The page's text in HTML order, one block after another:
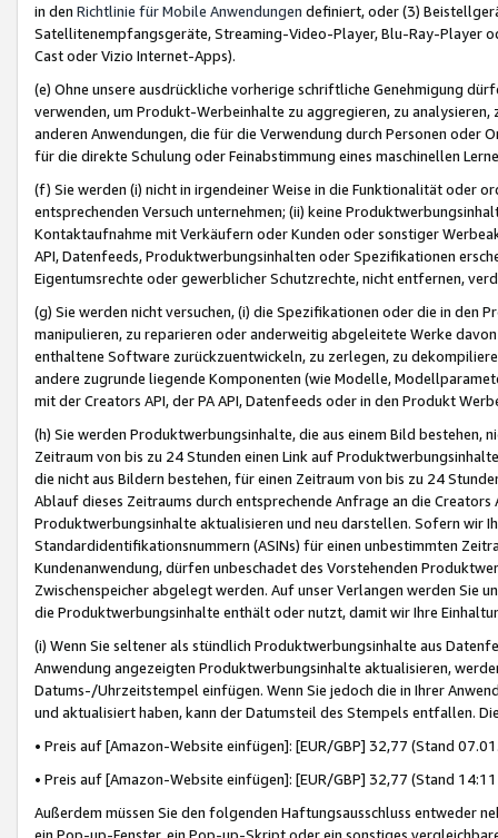
in den Richtlinie für Mobile Anwendungen definiert, oder (3)
Satellitenempfangsgeräte, Streaming-Video-Player, Blu-Ray-Player
Cast oder Vizio Internet-Apps).
(e) Ohne unsere ausdrückliche vorherige schriftliche Genehmigung
verwenden, um Produkt-Werbeinhalte zu aggregieren, zu
anderen Anwendungen, die für die Verwendung durch Personen
für die direkte Schulung oder Feinabstimmung eines maschinellen
(f) Sie werden (i) nicht in irgendeiner Weise in die Funktionalität oder
entsprechenden Versuch unternehmen; (ii) keine
Kontaktaufnahme mit Verkäufern oder Kunden oder sonstiger
API, Datenfeeds, Produktwerbungsinhalten oder Spezifikationen
Eigentumsrechte oder gewerblicher Schutzrechte, nicht entfernen,
(g) Sie werden nicht versuchen, (i) die Spezifikationen oder die in
manipulieren, zu reparieren oder anderweitig abgeleitete Werke
enthaltene Software zurückzuentwickeln, zu zerlegen, zu
andere zugrunde liegende Komponenten (wie Modelle,
mit der Creators API, der PA API, Datenfeeds oder in den Produkt
(h) Sie werden Produktwerbungsinhalte, die aus einem Bild bestehen,
Zeitraum von bis zu 24 Stunden einen Link auf
die nicht aus Bildern bestehen, für einen Zeitraum von bis zu 24
Ablauf dieses Zeitraums durch entsprechende Anfrage an die
Produktwerbungsinhalte aktualisieren und neu darstellen. Sofern wir
Standardidentifikationsnummern (ASINs) für einen unbestimmten
Kundenanwendung, dürfen unbeschadet des Vorstehenden
Zwischenspeicher abgelegt werden. Auf unser Verlangen werden Sie
die Produktwerbungsinhalte enthält oder nutzt, damit wir Ihre
(i) Wenn Sie seltener als stündlich Produktwerbungsinhalte aus
Anwendung angezeigten Produktwerbungsinhalte aktualisieren,
Datums-/Uhrzeitstempel einfügen. Wenn Sie jedoch die in Ihrer
und aktualisiert haben, kann der Datumsteil des Stempels entfallen.
• Preis auf [Amazon-Website einfügen]: [EUR/GBP] 32,77 (Stand
• Preis auf [Amazon-Website einfügen]: [EUR/GBP] 32,77 (Stand
Außerdem müssen Sie den folgenden Haftungsausschluss entweder
ein Pop-up-Fenster, ein Pop-up-Skript oder ein sonstiges